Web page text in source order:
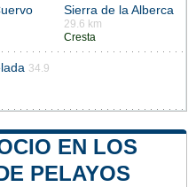
Sierra de la Alberca
29.6 km
Cresta
34.9
EN LOS
PELAYOS